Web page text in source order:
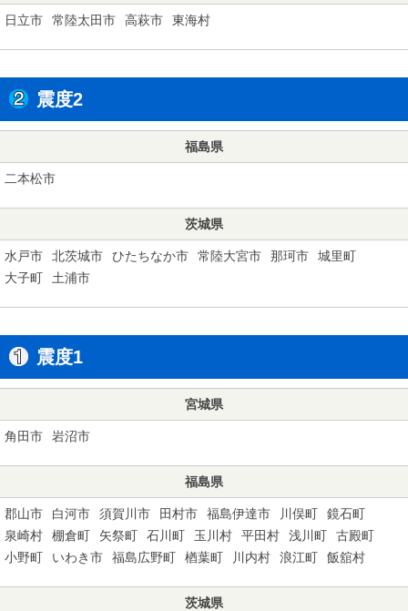
日立市 常陸太田市 高萩市 東海村
震度2
福島県
二本松市
茨城県
水戸市 北茨城市 ひたちなか市 常陸大宮市 那珂市
城里町
大子町
土浦市
震度1
宮城県
角田市 岩沼市
福島県
郡山市 白河市 須賀川市 田村市 福島伊達市 川俣町
鏡石町
泉崎村
棚倉町 矢祭町 石川町 玉川村 平田村 浅川町
古殿町
小野町
いわき市 福島広野町 楢葉町 川内村 浪江町 飯舘村
茨城県